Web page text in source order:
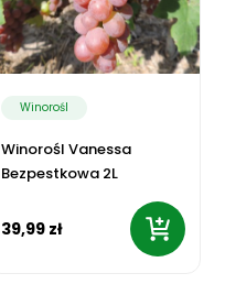
Winorośl
Winorośl Vanessa
Bezpestkowa 2L
39,99 zł